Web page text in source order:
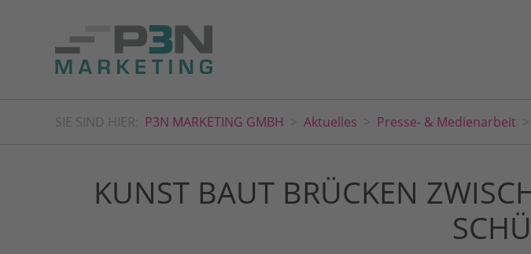
SIE SIND HIER: P3N MARKETING GMBH Aktuelles Presse- & Medienarbeit
KUNST BAUT BRÜCKEN